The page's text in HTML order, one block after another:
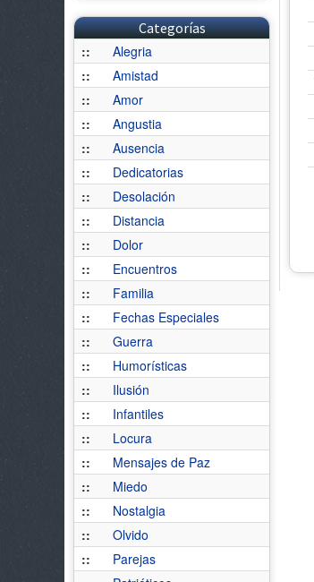
Categorías
::
Alegria
::
Amistad
::
Amor
::
Angustia
::
Ausencia
::
Dedicatorias
::
Desolación
::
Distancia
::
Dolor
::
Encuentros
::
Familia
::
Fechas Especiales
::
Guerra
::
Humorísticas
::
Ilusión
::
Infantiles
::
Locura
::
Mensajes de Paz
::
Miedo
::
Nostalgia
::
Olvido
::
Parejas